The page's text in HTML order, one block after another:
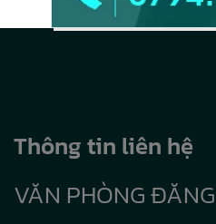
Thông tin liên hệ
VĂN PHÒNG